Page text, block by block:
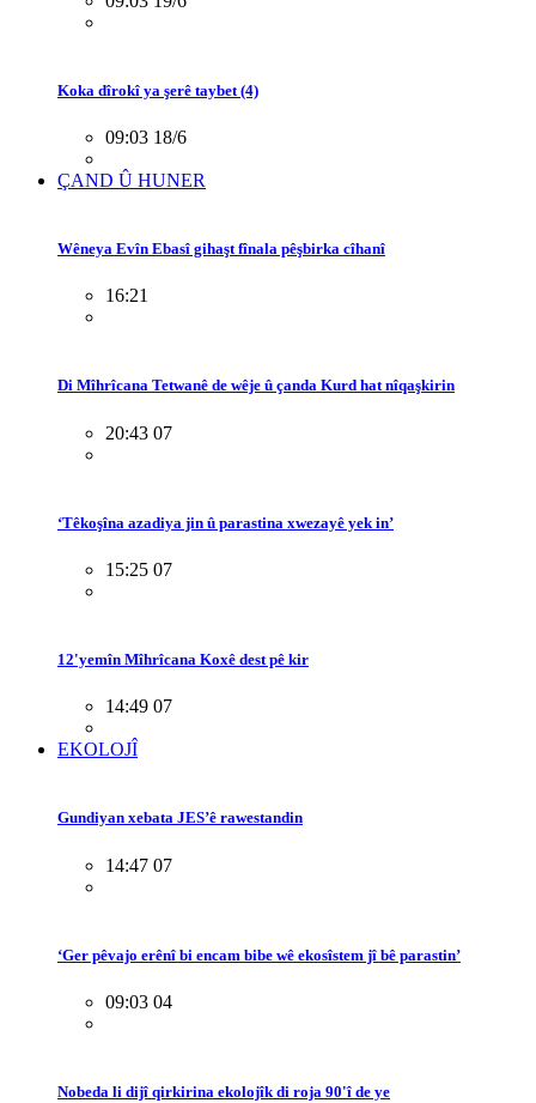
Koka dîrokî ya şerê taybet (4)
09:03 18/6
ÇAND Û HUNER
Wêneya Evîn Ebasî gihaşt fînala pêşbirka cîhanî
16:21
Di Mîhrîcana Tetwanê de wêje û çanda Kurd hat nîqaşkirin
20:43 07
‘Têkoşîna azadiya jin û parastina xwezayê yek in’
15:25 07
12'yemîn Mîhrîcana Koxê dest pê kir
14:49 07
EKOLOJÎ
Gundiyan xebata JES’ê rawestandin
14:47 07
‘Ger pêvajo erênî bi encam bibe wê ekosîstem jî bê parastin’
09:03 04
Nobeda li dijî qirkirina ekolojîk di roja 90'î de ye